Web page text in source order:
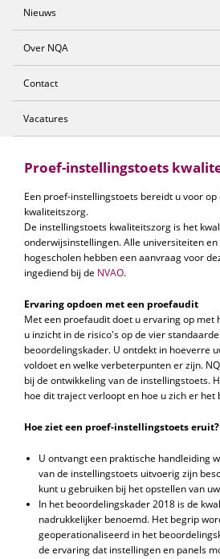
Nieuws
Over NQA
Contact
Vacatures
Proef-instellingstoets
Een proef-instellingstoets bereidt u voor
kwaliteitszorg.
De instellingstoets kwaliteitszorg is het
onderwijsinstellingen. Alle universiteiten
hogescholen hebben een aanvraag voor
ingediend bij de NVAO.
Ervaring opdoen met een proefaudit
Met een proefaudit doet u ervaring op met
u inzicht in de risico's op de vier
beoordelingskader. U ontdekt in hoeverre
voldoet en welke verbeterpunten er zijn.
bij de ontwikkeling van de instellingstoets.
hoe dit traject verloopt en hoe u zich er het
Hoe ziet een proef-instellingstoets eruit?
U ontvangt een praktische handleiding
van de instellingstoets uitvoerig zijn
kunt u gebruiken bij het opstellen van
In het beoordelingskader 2018 is de
nadrukkelijker benoemd. Het begrip
geoperationaliseerd in het
de ervaring dat instellingen en panels